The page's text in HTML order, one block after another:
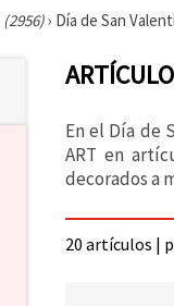
(2956)› Día de San
En el Día de
ART en
decorados a
20 artículos |